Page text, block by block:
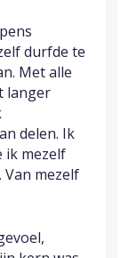
durfde te
Met alle
langer
delen. Ik
ik mezelf
Van mezelf